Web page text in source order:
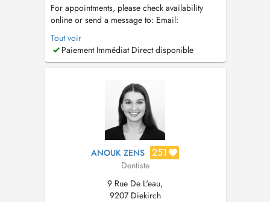
For appointments, please check availability
online or send a message to: Email:
info@docpascha.com
341 097 Opening hours: Sunday: 10:00-18:00
Monday to Wednesday: 10:00-18:00 Thursday:
the us: J&J Addas Lux Dental Land...
Tout voir
Paiement Immédiat Direct disponible
ANOUK ZENS 251
Dentiste
9 Rue De L'eau,
9207 Diekirch